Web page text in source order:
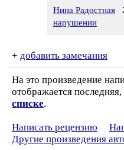
Нина Радостная
нарушении
+ добавить замечания
На это произведение
отображается
списке.
Написать рецензию
Другие произведения